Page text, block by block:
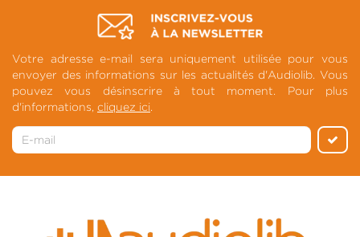
Votre adresse e-mail sera uniquement utilisée pour vous
envoyer des informations sur les actualités d'Audiolib. Vous
pouvez vous désinscrire à tout moment. Pour plus
d'informations, cliquez ici.